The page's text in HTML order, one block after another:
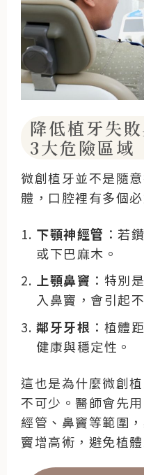
降低植牙失
3大危險區域
微創植牙並不是隨
體，口腔裡有多個
下顎神經管 ：若
或下巴麻木。
上顎鼻竇 ：特別
入鼻竇，會引起
鄰牙牙根 ：植體
健康與穩定性。
這也是為什麼微創
不可少。醫師會先
經管、鼻竇等範圍
竇增高術，避免植